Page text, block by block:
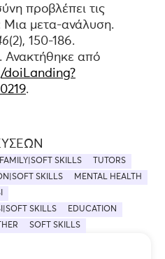
προβλέπει τις
Μια μετα-ανάλυση.
(2), 150-186.
Ανακτήθηκε από
doiLanding?
.
FAMILY|SOFT SKILLS
TUTORS
SKILLS
MENTAL HEALTH
SKILLS
EDUCATION
SOFT SKILLS